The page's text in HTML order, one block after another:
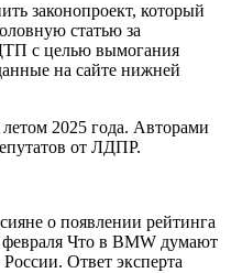
законопроект, который
статью за
с целью вымогания
на сайте нижней
2025 года. Авторами
от ЛДПР.
о появлении рейтинга
Что в BMW думают
Ответ эксперта